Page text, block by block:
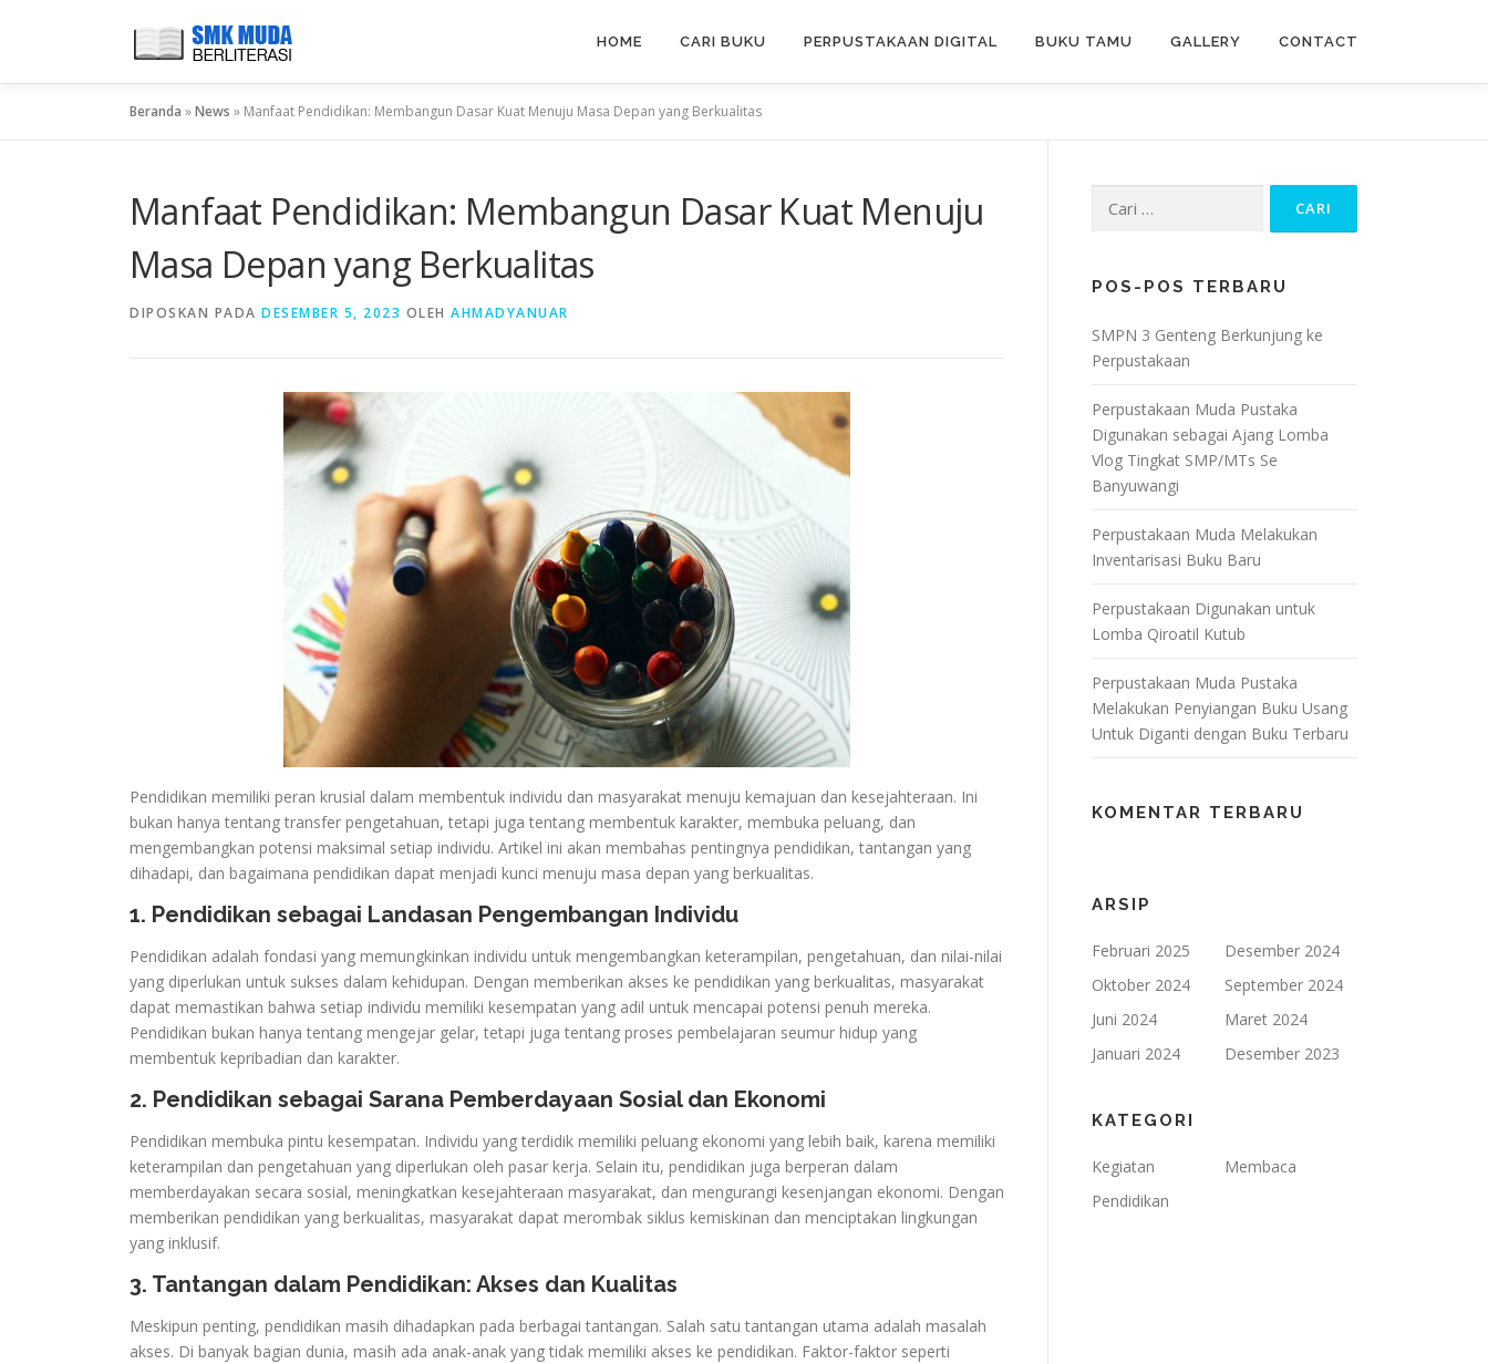
HOME CARI BUKU PERPUSTAKAAN DIGITAL BUKU TAMU GALLERY CONTACT
Beranda »News » Manfaat Pendidikan: Membangun Dasar Kuat Menuju Masa Depan yang Berkualitas
Manfaat Pendidikan: Membangun Dasar Kuat Menuju
Masa Depan yang Berkualitas
DIPOSKAN PADA DESEMBER 5, 2023 OLEH AHMADYANUAR
Pendidikan memiliki peran krusial dalam membentuk individu dan masyarakat menuju kemajuan dan kesejahteraan. Ini
bukan hanya tentang transfer pengetahuan, tetapi juga tentang membentuk karakter, membuka peluang, dan
mengembangkan potensi maksimal setiap individu. Artikel ini akan membahas pentingnya pendidikan, tantangan yang
dihadapi, dan bagaimana pendidikan dapat menjadi kunci menuju masa depan yang berkualitas.
1. Pendidikan sebagai Landasan Pengembangan Individu
Pendidikan adalah fondasi yang memungkinkan individu untuk mengembangkan keterampilan, pengetahuan, dan nilai-nilai
yang diperlukan untuk sukses dalam kehidupan. Dengan memberikan akses ke pendidikan yang berkualitas, masyarakat
dapat memastikan bahwa setiap individu memiliki kesempatan yang adil untuk mencapai potensi penuh mereka.
Pendidikan bukan hanya tentang mengejar gelar, tetapi juga tentang proses pembelajaran seumur hidup yang
membentuk kepribadian dan karakter.
2. Pendidikan sebagai Sarana Pemberdayaan Sosial dan Ekonomi
Pendidikan membuka pintu kesempatan. Individu yang terdidik memiliki peluang ekonomi yang lebih baik, karena memiliki
keterampilan dan pengetahuan yang diperlukan oleh pasar kerja. Selain itu, pendidikan juga berperan dalam
memberdayakan secara sosial, meningkatkan kesejahteraan masyarakat, dan mengurangi kesenjangan ekonomi. Dengan
memberikan pendidikan yang berkualitas, masyarakat dapat merombak siklus kemiskinan dan menciptakan lingkungan
yang inklusif.
3. Tantangan dalam Pendidikan: Akses dan Kualitas
Meskipun penting, pendidikan masih dihadapkan pada berbagai tantangan. Salah satu tantangan utama adalah masalah
akses. Di banyak bagian dunia, masih ada anak-anak yang tidak memiliki akses ke pendidikan. Faktor-faktor seperti
untuk:
POS-POS TERBARU
SMPN 3 Genteng Berkunjung ke
Perpustakaan
Perpustakaan Muda Pustaka
Digunakan sebagai Ajang Lomba
Vlog Tingkat SMP/MTs Se
Banyuwangi
Perpustakaan Muda Melakukan
Inventarisasi Buku Baru
Perpustakaan Digunakan untuk
Lomba Qiroatil Kutub
Perpustakaan Muda Pustaka
Melakukan Penyiangan Buku Usang
Untuk Diganti dengan Buku Terbaru
KOMENTAR TERBARU
ARSIP
Februari 2025
Desember 2024
Oktober 2024
September 2024
Juni 2024
Maret 2024
Januari 2024
Desember 2023
KATEGORI
Kegiatan
Membaca
Pendidikan